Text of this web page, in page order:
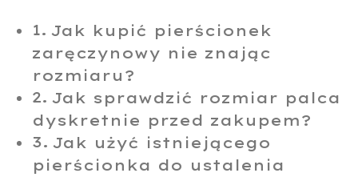
Jak kupić pierścionek
zaręczynowy nie znając
rozmiaru?
Jak sprawdzić rozmiar palca
dyskretnie przed zakupem?
Jak użyć istniejącego
pierścionka do ustalenia